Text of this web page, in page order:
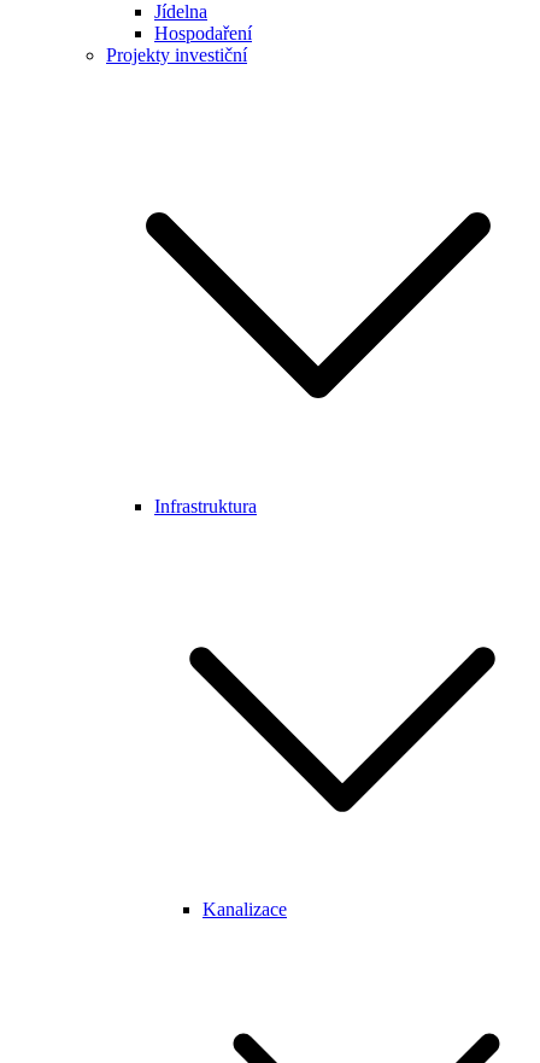
Jídelna
Hospodaření
Projekty investiční
Infrastruktura
Kanalizace